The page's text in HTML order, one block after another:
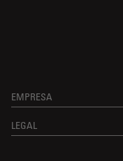
EMPRESA
LEGAL